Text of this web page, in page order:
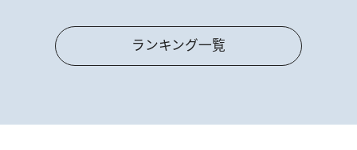
ランキング一覧